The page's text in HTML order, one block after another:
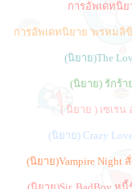
การอัพเดทนิย
การอัพเดทนิยาย 'พรหมลิ
(นิยาย)The
(นิยาย) รักร้า
( นิยาย ) เซเร
(นิยาย) Crazy
(นิยาย)Vampire Night